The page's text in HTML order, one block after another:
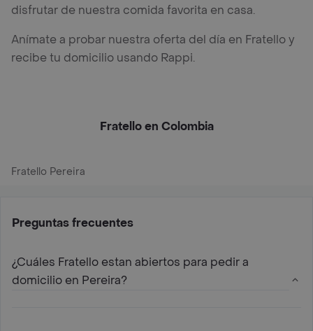
disfrutar de nuestra comida favorita en casa.
Anímate a probar nuestra oferta del día en Fratello y
recibe tu domicilio usando Rappi.
Fratello en Colombia
Fratello Pereira
Preguntas frecuentes
¿Cuáles Fratello estan abiertos para pedir a
domicilio en Pereira?